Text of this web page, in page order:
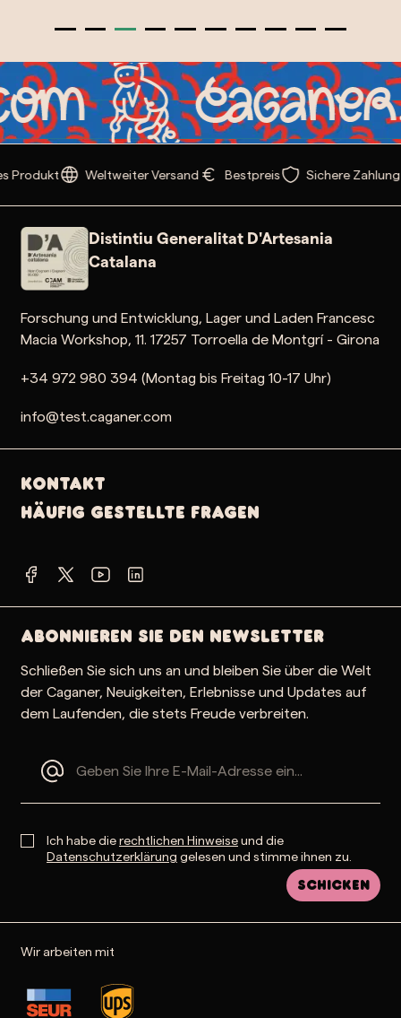
Produkt Weltweiter Versand Bestpreis Sichere Zahlung
Distintiu Generalitat D'Artesania
Catalana
Forschung und Entwicklung, Lager und Laden Francesc
Macia Workshop, 11. 17257 Torroella de Montgrí - Girona
+34 972 980 394 (Montag bis Freitag 10-17 Uhr)
info@test.caganer.com
Kontakt
Häufig gestellte Fragen
Abonnieren Sie den Newsletter
Schließen Sie sich uns an und bleiben Sie über die Welt
der Caganer, Neuigkeiten, Erlebnisse und Updates auf
dem Laufenden, die stets Freude verbreiten.
Ich habe dierechtlichen Hinweiseund die
Datenschutzerklärung gelesen und stimme ihnen zu.
Schicken
Wir arbeiten mit